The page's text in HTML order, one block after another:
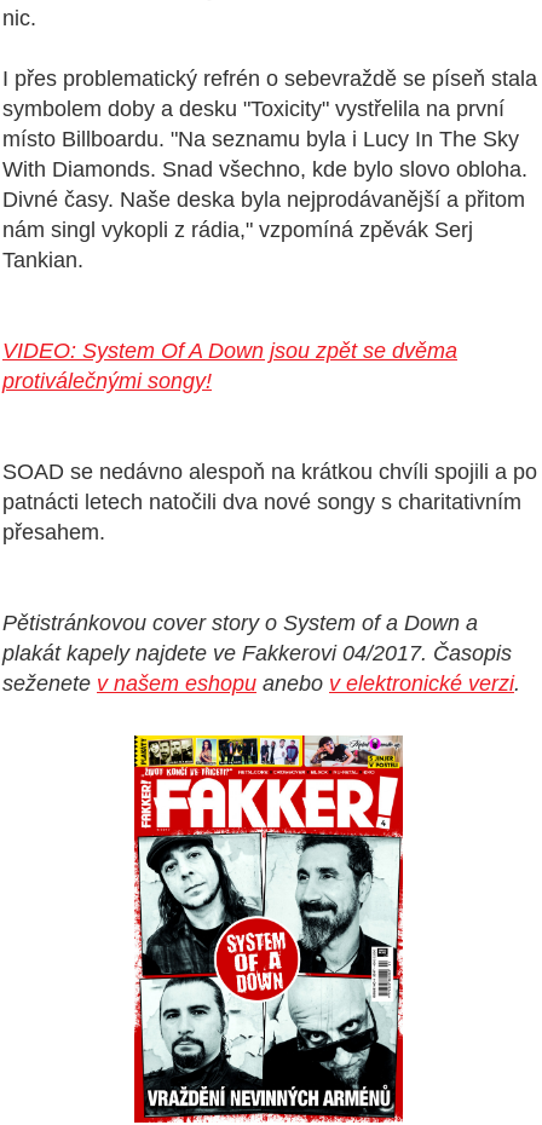
nic.
I přes problematický refrén o sebevraždě se píseň stala
symbolem doby a desku "Toxicity" vystřelila na první
místo Billboardu. "Na seznamu byla i Lucy In The Sky
With Diamonds. Snad všechno, kde bylo slovo obloha.
Divné časy. Naše deska byla nejprodávanější a přitom
nám singl vykopli z rádia," vzpomíná zpěvák Serj
Tankian.
VIDEO: System Of A Down jsou zpět se dvěma
protiválečnými songy!
SOAD se nedávno alespoň na krátkou chvíli spojili a po
patnácti letech natočili dva nové songy s charitativním
přesahem.
Pětistránkovou cover story o System of a Down a
plakát kapely najdete ve Fakkerovi 04/2017. Časopis
seženete v našem eshopu anebo v elektronické verzi.